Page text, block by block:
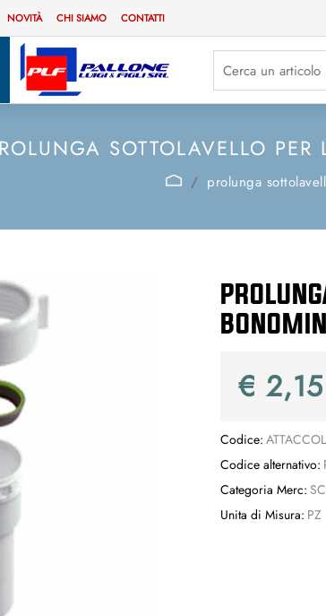
NOVITÀ CHI SIAMO CONTATTI
La modifica di un
SOTTOLAVELLO
prolunga
€ 2,15
Codice:
Codice alternativo:
Categoria Merc:
Unita di Misura: PZ